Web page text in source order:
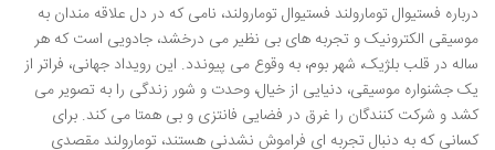
درباره فستیوال تومارولند فستیوال تومارولند، نامی که در دل علاقه مندان به
موسیقی الکترونیک و تجربه های بی نظیر می درخشد، جادویی است که هر
ساله در قلب بلژیک، شهر بوم، به وقوع می پیوندد. این رویداد جهانی، فراتر از
یک جشنواره موسیقی، دنیایی از خیال، وحدت و شور زندگی را به تصویر می
کشد و شرکت کنندگان را غرق در فضایی فانتزی و بی همتا می کند. برای
کسانی که به دنبال تجربه ای فراموش نشدنی هستند، تومارولند مقصدی